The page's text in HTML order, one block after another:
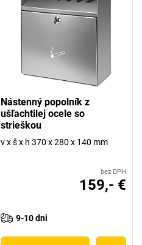
Nástenný popolník z
ušľachtilej ocele so
strieškou
v x š x h 370 x 280 x 140 mm
bez DPH
159,- €
9-10 dni